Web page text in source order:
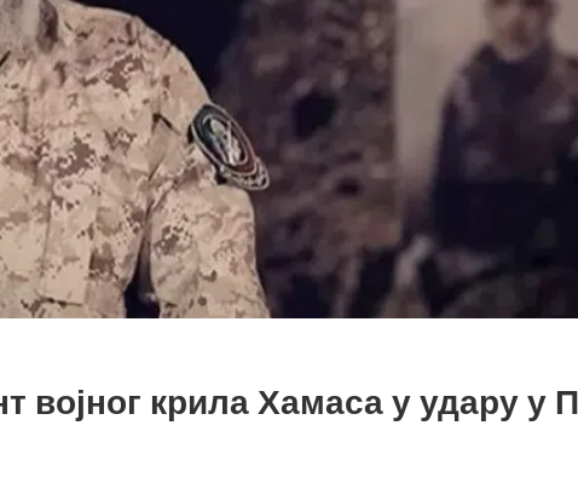
војног крила Хамаса у удару у